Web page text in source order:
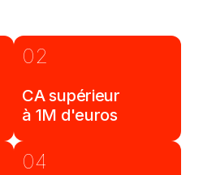
02
CA supérieur
à 1M d'euros
04